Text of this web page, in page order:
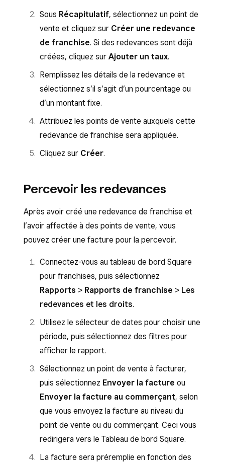
Sous Récapitulatif, sélectionnez un point de
vente et cliquez sur Créer une redevance
de franchise. Si des redevances sont déjà
créées, cliquez sur Ajouter un taux.
Remplissez les détails de la redevance et
sélectionnez s’il s’agit d’un pourcentage ou
d’un montant fixe.
Attribuez les points de vente auxquels cette
redevance de franchise sera appliquée.
Cliquez sur Créer.
Percevoir les redevances
Après avoir créé une redevance de franchise et
l’avoir affectée à des points de vente, vous
pouvez créer une facture pour la percevoir.
Connectez-vous au tableau de bord Square
pour franchises, puis sélectionnez
Rapports > Rapports de franchise > Les
redevances et les droits.
Utilisez le sélecteur de dates pour choisir une
période, puis sélectionnez des filtres pour
afficher le rapport.
Sélectionnez un point de vente à facturer,
puis sélectionnez Envoyer la facture ou
Envoyer la facture au commerçant, selon
que vous envoyez la facture au niveau du
point de vente ou du commerçant. Ceci vous
redirigera vers le Tableau de bord Square.
La facture sera préremplie en fonction des